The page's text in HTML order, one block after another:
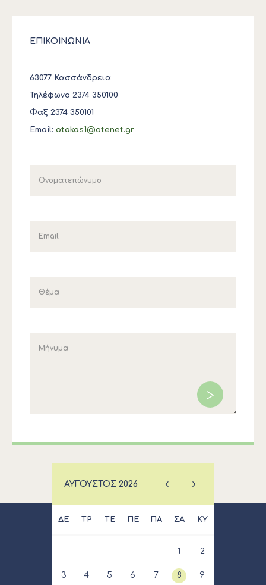
ΕΠΙΚΟΙΝΩΝΙΑ
63077 Κασσάνδρεια
Τηλέφωνο 2374 350100
Φαξ 2374 350101
Email: otakas1@otenet.gr
ΑΎΓΟΥΣΤΟΣ 2026
ΔΕ ΤΡ ΤΕ ΠΕ ΠΑ ΣΑ ΚΥ
1 2
3 4 5 6 7 8 9